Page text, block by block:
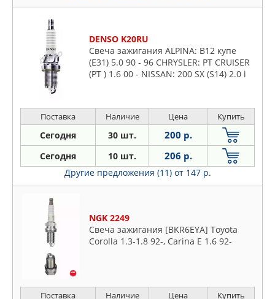
DENSO K20RU
Свеча зажигания ALPINA: B12 купе
(E31) 5.0 90 - 96 CHRYSLER: PT CRUISER
(PT ) 1.6 00 - NISSAN: 200 SX (S14) 2.0 i
Поставка Наличие Цена Купить
Сегодня 30 шт. 200 р.
Сегодня 10 шт. 206 р.
Другие предложения (11) от 147 р.
NGK 2249
Свеча зажигания [BKR6EYA] Toyota
Corolla 1.3-1.8 92-, Carina E 1.6 92-
Поставка Наличие Цена Купить